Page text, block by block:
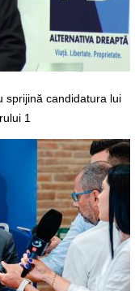
sprijină candidatura lui
1